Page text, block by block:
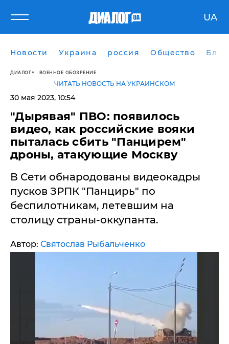
UA
Новости Украина россия Общество
ДИАЛОГ ВОЕННОЕ ОБОЗРЕНИЕ
ЧИТАТЬ НОВОСТЬ НА УКРАИНСКОМ
30 мая 2023, 10:54
"Дырявая" ПВО: появилось
видео, как российские вояки
пыталась сбить "Панцирем"
дроны, атакующие Москву
В Сети обнародованы видеокадры
пусков ЗРПК "Панцирь" по
беспилотникам, летевшим на
столицу страны-оккупанта.
Автор: Святослав Рыбальченко